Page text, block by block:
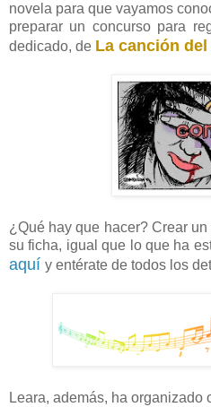
novela para que vayamos
preparar un concurso para
dedicado, de La canción
¿Qué hay que hacer? Crear
su ficha, igual que lo que ha
aquí y entérate de todos los
Leara, además, ha organizado